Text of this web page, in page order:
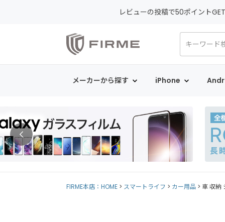
レビューの投稿で50ポイント
メーカーから探す iPhone
FIRME本店：HOME スマートライフ カー用品 車 収納